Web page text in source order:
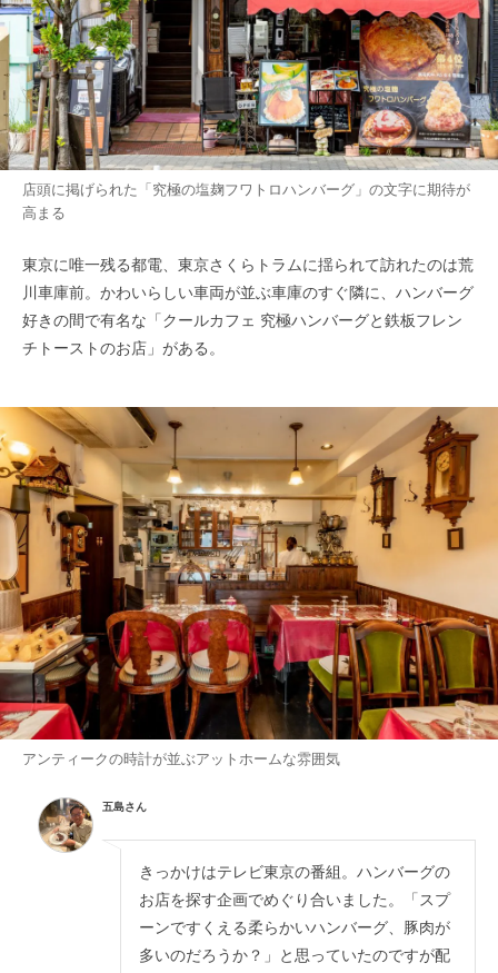
店頭に掲げられた「究極の塩麹フワトロハンバーグ」の文字に期待が
高まる
東京に唯一残る都電、東京さくらトラムに揺られて訪れたのは荒
川車庫前。かわいらしい車両が並ぶ車庫のすぐ隣に、ハンバーグ
好きの間で有名な「クールカフェ 究極ハンバーグと鉄板フレン
チトーストのお店」がある。
アンティークの時計が並ぶアットホームな雰囲気
五島さん
きっかけはテレビ東京の番組。ハンバーグの
お店を探す企画でめぐり合いました。「スプ
ーンですくえる柔らかいハンバーグ、豚肉が
多いのだろうか？」と思っていたのですが配